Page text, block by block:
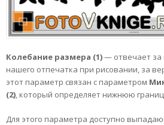
Колебание размера (1)— отвечает за
нашего отпечатка при рисовании, за
этот параметр связан с параметром
(2) , который определяет нижнюю
Для этого параметра доступно